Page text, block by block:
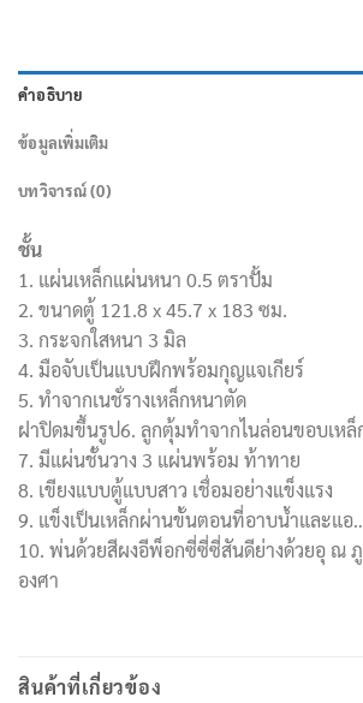
คำอธิบาย
ข้อมูลเพิ่มเติม
บทวิจารณ์ (0)
ชั้น
1. แผ่นเหล็กแผ่นหนา 0.5 ตราปั้ม
2. ขนาดตู้ 121.8 x 45.7 x 183 ซม.
3. กระจกใสหนา 3 มิล
4. มือจับเป็นแบบฝึกพร้อมกุญแจเกียร์
5. ทำจากเนชั่รางเหล็กหนาตัด
ฝาปิดมขึ้นรูป6. ลูกตุ้มทำจากไนล่อนขอบเหล็
7. มีแผ่นชั้นวาง 3 แผ่นพร้อม ท้าทาย
8. เขียงแบบตู้แบบสาว เชื่อมอย่างแข็งแรง
9. แข็งเป็นเหล็กผ่านขั้นตอนที่อาบน้ำและแอ
10. พ่นด้วยสีผงอีพ็อกซี่ซี่ซี่สันดีย่างด้วยอุ ณ
องศา
สินค้าที่เกี่ยวข้อง